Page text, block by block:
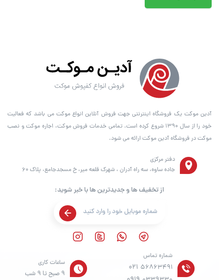
آدین موکت یک فروشگاه اینترنتی جهت فروش آنلاین انواع موکت می باشد که فعالیت
خود را از سال ۱۳۹۰ شروع کرده است. تمامی خدمات فروش موکت، اجاره موکت و نصب
موکت در فروشگاه آدین موکت ارائه می شود.
شماره تماس
021 56863491
ساعات کاری
9 صبح تا 9 شب
دفتر مرکزی
جاده ساوه، سه راه آدران ، شهرک قلعه میر، خ مسجدجامع، پلاک 60
از تخفیف ها و جدیدترین ها با خبر شوید: